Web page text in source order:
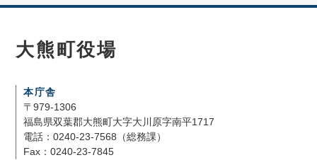
大熊町役場
本庁舎
〒979-1306
福島県双葉郡大熊町大字大川原字南平1717
電話：0240-23-7568（総務課）
Fax：0240-23-7845